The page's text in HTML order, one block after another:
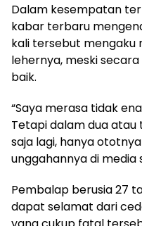
Dalam kesempatan
kabar terbaru
kali tersebut mengaku
lehernya, meski
baik.
“Saya merasa tidak
Tetapi dalam dua
saja lagi, hanya
unggahannya di media
Pembalap berusia 27
dapat selamat dari